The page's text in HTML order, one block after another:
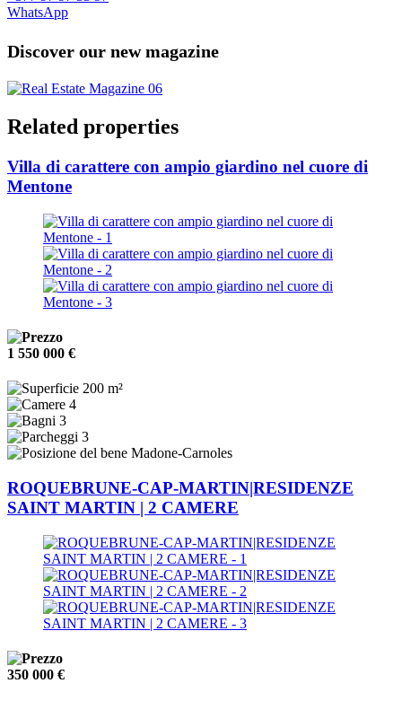
WhatsApp
Discover our new magazine
Related properties
Villa di carattere con ampio giardino nel cuore di
Mentone
1 550 000 €
200 m²
4
3
3
Madone-Carnoles
ROQUEBRUNE-CAP-MARTIN|RESIDENZE
SAINT MARTIN | 2 CAMERE
350 000 €